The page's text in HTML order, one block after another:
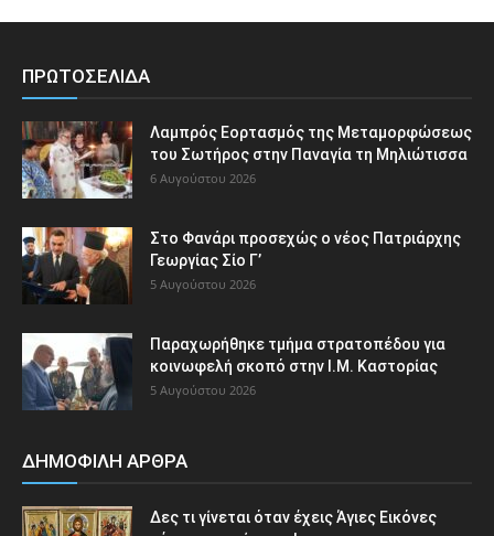
ΠΡΩΤΟΣΕΛΙΔΑ
Λαμπρός Εορτασμός της Μεταμορφώσεως
του Σωτήρος στην Παναγία τη Μηλιώτισσα
6 Αυγούστου 2026
Στο Φανάρι προσεχώς ο νέος Πατριάρχης
Γεωργίας Σίο Γ’
5 Αυγούστου 2026
Παραχωρήθηκε τμήμα στρατοπέδου για
κοινωφελή σκοπό στην Ι.Μ. Καστορίας
5 Αυγούστου 2026
ΔΗΜΟΦΙΛΗ ΑΡΘΡΑ
Δες τι γίνεται όταν έχεις Άγιες Εικόνες